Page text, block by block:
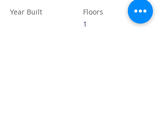
Year Built
Floors
1